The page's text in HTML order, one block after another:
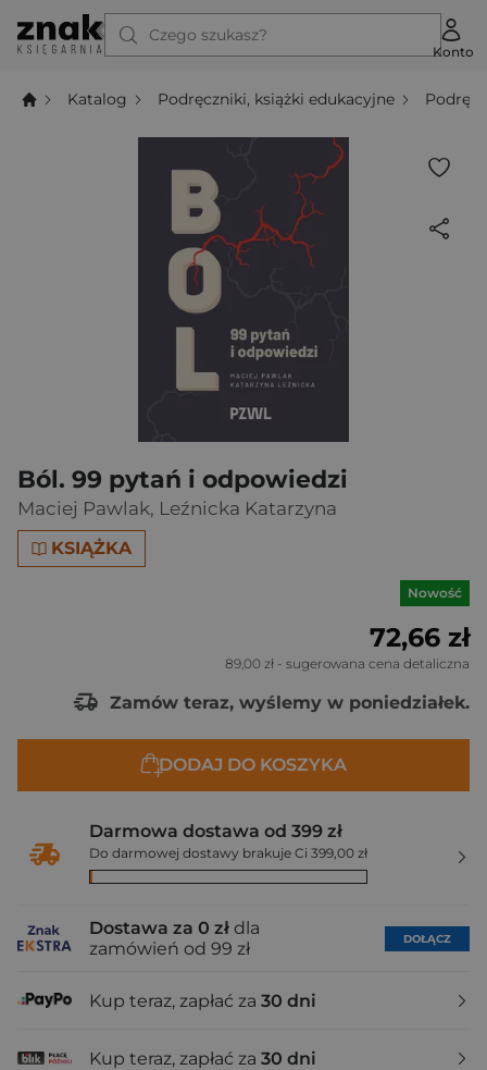
Czego szukasz?
Konto
Katalog Podręczniki, książki edukacyjne
Ból. 99 pytań i odpowiedzi
Maciej Pawlak, Leźnicka Katarzyna
KSIĄŻKA
Nowość
72,66 zł
89,00 zł - sugerowana cena detaliczna
Zamów teraz, wyślemy w poniedziałek.
DODAJ DO KOSZYKA
Darmowa dostawa od 399 zł
Do darmowej dostawy brakuje Ci 399,00 zł
Dostawa za 0 zł dla
zamówień od 99 zł
DOŁĄCZ
Kup teraz, zapłać za 30 dni
Kup teraz, zapłać za 30 dni